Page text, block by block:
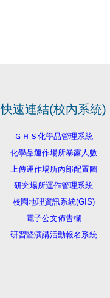
快速連結(校內系統)
ＧＨＳ化學品管理系統
化學品運作場所暴露人數
上傳運作場所內部配置圖
研究場所運作管理系統
校園地理資訊系統(GIS)
電子公文佈告欄
研習暨演講活動報名系統